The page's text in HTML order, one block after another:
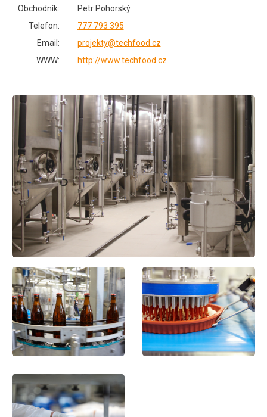
Obchodník:
Petr Pohorský
Telefon:
777 793 395
Email:
projekty@techfood.cz
WWW:
http://www.techfood.cz